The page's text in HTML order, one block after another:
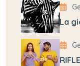
La